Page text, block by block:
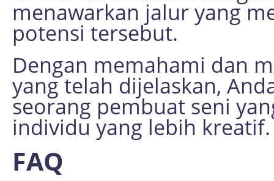
menawarkan jalur yang
potensi tersebut.
Dengan memahami dan
yang telah dijelaskan,
seorang pembuat seni
individu yang lebih kreatif.
FAQ